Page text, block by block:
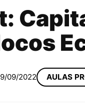
09/2022 AULAS